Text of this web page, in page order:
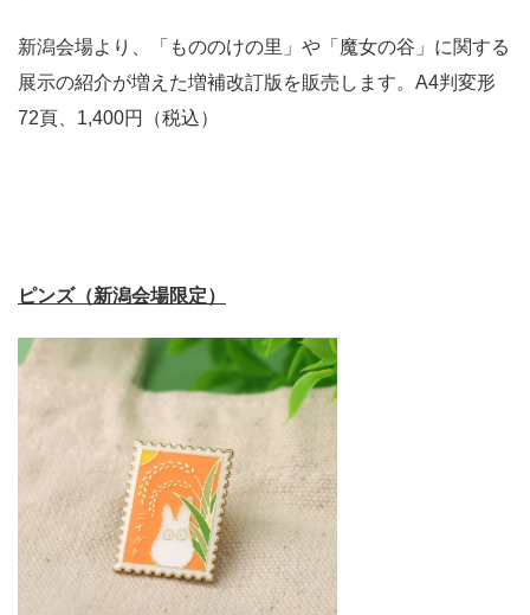
新潟会場より、「もののけの里」や「魔女の谷」に関する
展示の紹介が増えた増補改訂版を販売します。A4判変形
72頁、1,400円（税込）
ピンズ（新潟会場限定）